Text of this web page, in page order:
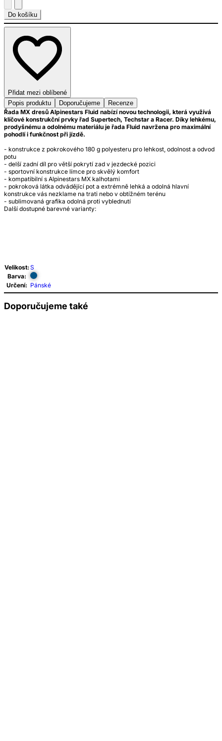
Do košíku
Přidat mezi oblíbené
Popis produktu
Doporučujeme
Recenze
Řada MX dresů Alpinestars Fluid nabízí novou technologii, která využívá
klíčové konstrukční prvky řad Supertech, Techstar a Racer. Díky lehkému,
prodyšnému a odolnému materiálu je řada Fluid navržena pro maximální
pohodlí i funkčnost při jízdě.
- konstrukce z pokrokového 180 g polyesteru pro lehkost, odolnost a odvod
potu
- delší zadní díl pro větší pokrytí zad v jezdecké pozici
- sportovní konstrukce límce pro skvělý komfort
- kompatibilní s Alpinestars MX kalhotami
- pokroková látka odvádějící pot a extrémně lehká a odolná hlavní
konstrukce vás nezklame na trati nebo v obtížném terénu
- sublimovaná grafika odolná proti vyblednutí
Další dostupné barevné varianty:
Velikost: S
Barva:
Určení: Pánské
Doporučujeme také